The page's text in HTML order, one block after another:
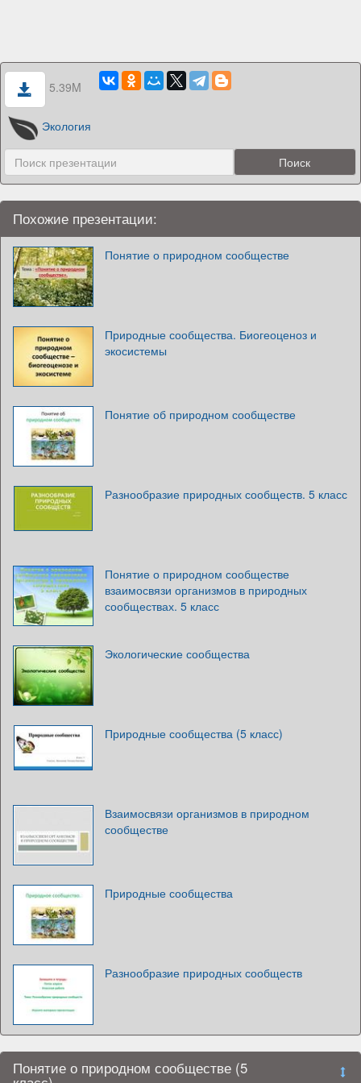
5.39M
Экология
Похожие презентации:
Понятие о природном сообществе
Природные сообщества. Биогеоценоз и
экосистемы
Понятие об природном сообществе
Разнообразие природных сообществ. 5 класс
Понятие о природном сообществе
взаимосвязи организмов в природных
сообществах. 5 класс
Экологические сообщества
Природные сообщества (5 класс)
Взаимосвязи организмов в природном
сообществе
Природные сообщества
Разнообразие природных сообществ
Понятие о природном сообществе (5